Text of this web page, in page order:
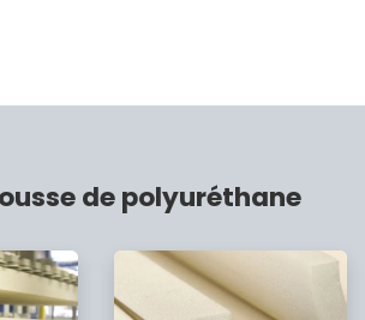
de polyuréthane